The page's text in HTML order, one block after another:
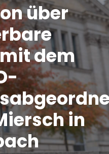
über
dem
in